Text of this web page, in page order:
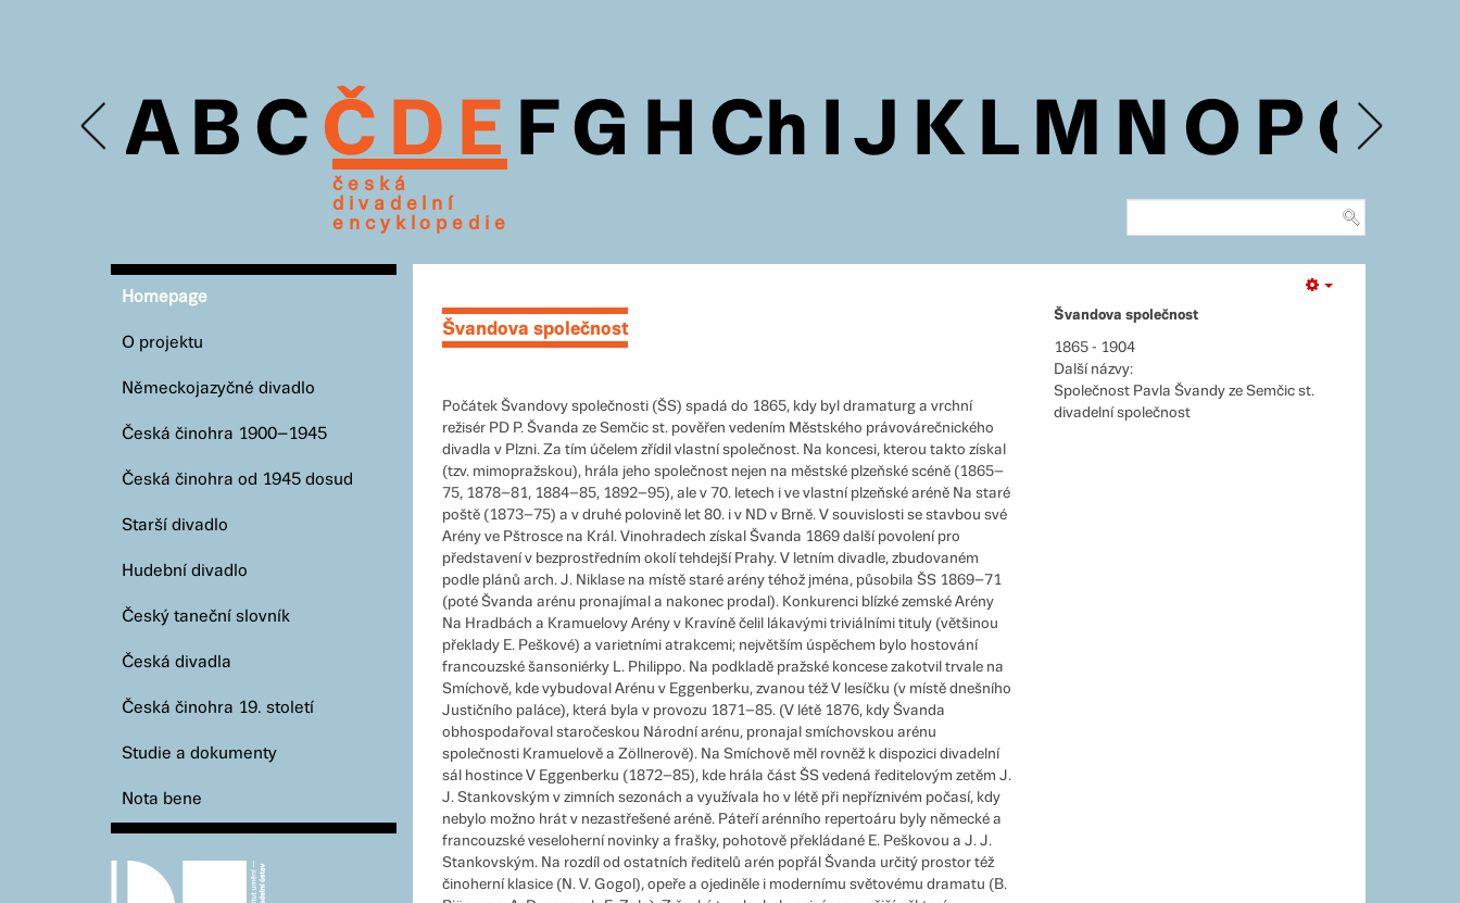
Ž A B C Č D E FG H Ch I J K L M N O PQ
česká
divadelní
encyklopedie
Švandova společnost
Švandova společnost
1865 - 1904
Další názvy:
Společnost Pavla Švandy ze Semčic st.
divadelní společnost
Počátek Švandovy společnosti (ŠS) spadá do 1865, kdy byl dramaturg a vrchní
režisér PD P. Švanda ze Semčic st. pověřen vedením Městského právovárečnického
divadla v Plzni. Za tím účelem zřídil vlastní společnost. Na koncesi, kterou takto získal
(tzv. mimopražskou), hrála jeho společnost nejen na městské plzeňské scéně (1865–
75, 1878–81, 1884–85, 1892–95), ale v 70. letech i ve vlastní plzeňské aréně Na staré
poště (1873–75) a v druhé polovině let 80. i v ND v Brně. V souvislosti se stavbou své
Arény ve Pštrosce na Král. Vinohradech získal Švanda 1869 další povolení pro
představení v bezprostředním okolí tehdejší Prahy. V letním divadle, zbudovaném
podle plánů arch. J. Niklase na místě staré arény téhož jména, působila ŠS 1869–71
(poté Švanda arénu pronajímal a nakonec prodal). Konkurenci blízké zemské Arény
Na Hradbách a Kramuelovy Arény v Kravíně čelil lákavými triviálními tituly (většinou
překlady E. Peškové) a varietními atrakcemi; největším úspěchem bylo hostování
francouzské šansoniérky L. Philippo. Na podkladě pražské koncese zakotvil trvale na
Smíchově, kde vybudoval Arénu v Eggenberku, zvanou též V lesíčku (v místě dnešního
Justičního paláce), která byla v provozu 1871–85. (V létě 1876, kdy Švanda
obhospodařoval staročeskou Národní arénu, pronajal smíchovskou arénu
společnosti Kramuelově a Zöllnerově). Na Smíchově měl rovněž k dispozici divadelní
sál hostince V Eggenberku (1872–85), kde hrála část ŠS vedená ředitelovým zetěm J.
J. Stankovským v zimních sezonách a využívala ho v létě při nepříznivém počasí, kdy
nebylo možno hrát v nezastřešené aréně. Páteří arénního repertoáru byly německé a
francouzské veseloherní novinky a frašky, pohotově překládané E. Peškovou a J. J.
Stankovským. Na rozdíl od ostatních ředitelů arén popřál Švanda určitý prostor též
činoherní klasice (N. V. Gogol), opeře a ojediněle i modernímu světovému dramatu (B.
Homepage
O projektu
Německojazyčné divadlo
Česká činohra 1900–1945
Česká činohra od 1945 dosud
Starší divadlo
Hudební divadlo
Český taneční slovník
Česká divadla
Česká činohra 19. století
Studie a dokumenty
Nota bene